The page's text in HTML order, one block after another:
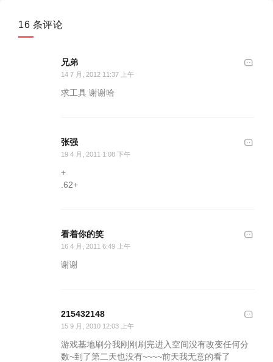
16 条评论
兄弟
14 7 月, 2012 11:37 上午
求工具 谢谢哈
张强
19 4 月, 2011 1:08 下午
+
.62+
看着你的笑
16 4 月, 2011 6:49 上午
谢谢
215432148
15 9 月, 2010 12:03 上午
游戏基地刷分我刚刚刷完进入空间没有改变任何分
数~到了第二天也没有~~~~前天我无意的看了